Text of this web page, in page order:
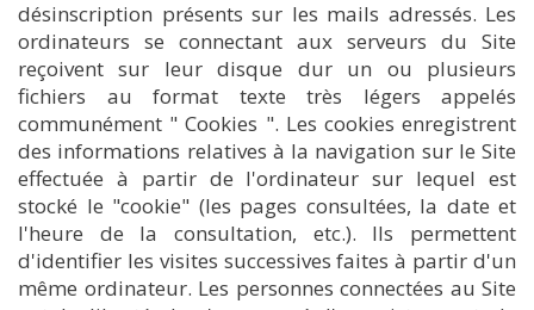
désinscription présents sur les mails adressés. Les
ordinateurs se connectant aux serveurs du Site
reçoivent sur leur disque dur un ou plusieurs
fichiers au format texte très légers appelés
communément " Cookies ". Les cookies enregistrent
des informations relatives à la navigation sur le Site
effectuée à partir de l'ordinateur sur lequel est
stocké le "cookie" (les pages consultées, la date et
l'heure de la consultation, etc.). Ils permettent
d'identifier les visites successives faites à partir d'un
même ordinateur. Les personnes connectées au Site